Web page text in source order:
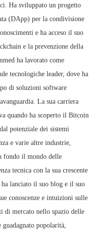
Ha sviluppato un progetto
(DApp) per la condivisione
e ha acceso il suo
e la prevenzione della
ha lavorato come
tecnologiche leader, dove ha
di soluzioni software
La sua carriera
quando ha scoperto il Bitcoin
potenziale dei sistemi
e varie altre industrie,
fondo il mondo delle
tecnica con la sua crescente
lanciato il suo blog e il suo
conoscenze e intuizioni sulle
di mercato nello spazio delle
popolarità,